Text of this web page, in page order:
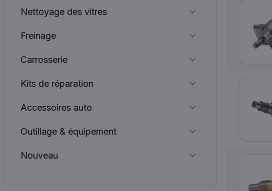
Nettoyage des vitres
Freinage
Carrosserie
Kits de réparation
Accessoires auto
Outillage & équipement
Nouveau